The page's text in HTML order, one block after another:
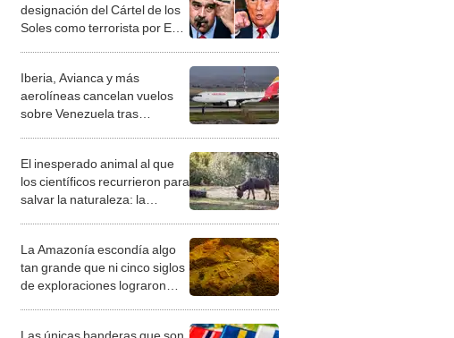
designación del Cártel de los
Soles como terrorista por EE.
Venezuela
Iberia, Avianca y más
aerolíneas cancelan vuelos
sobre Venezuela tras
El inesperado animal al que
los científicos recurrieron para
salvar la naturaleza: la
desierto en un paisaje con
más vida
La Amazonía escondía algo
tan grande que ni cinco siglos
de exploraciones lograron
Las únicas banderas que son